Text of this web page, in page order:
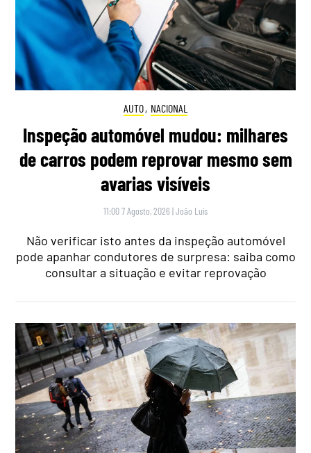
AUTO, NACIONAL
Inspeção automóvel mudou: milhares
de carros podem reprovar mesmo sem
avarias visíveis
11:00 7 Agosto, 2026 |João Luís
Não verificar isto antes da inspeção automóvel
pode apanhar condutores de surpresa: saiba como
consultar a situação e evitar reprovação